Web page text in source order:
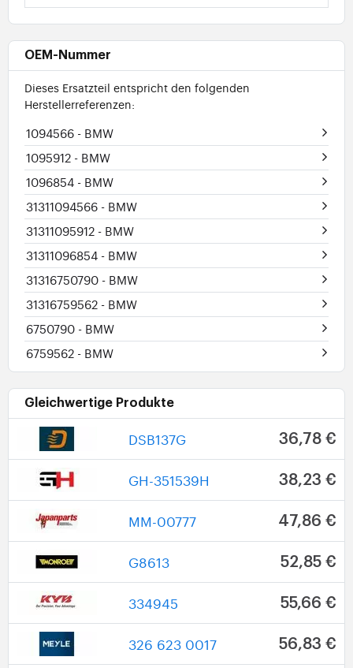
OEM-Nummer
Dieses Ersatzteil entspricht den folgenden
Herstellerreferenzen:
1094566 - BMW
1095912 - BMW
1096854 - BMW
31311094566 - BMW
31311095912 - BMW
31311096854 - BMW
31316750790 - BMW
31316759562 - BMW
6750790 - BMW
6759562 - BMW
Gleichwertige Produkte
DSB137G 36,78 €
GH-351539H 38,23 €
MM-00777 47,86 €
G8613 52,85 €
334945 55,66 €
326 623 0017 56,83 €